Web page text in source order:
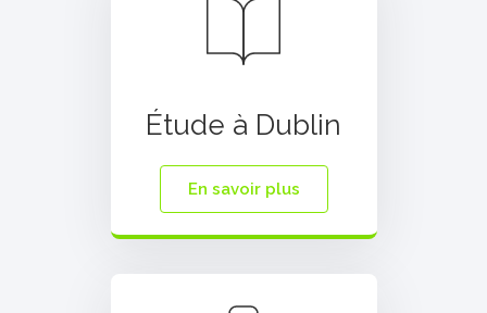
Étude à Dublin
En savoir plus